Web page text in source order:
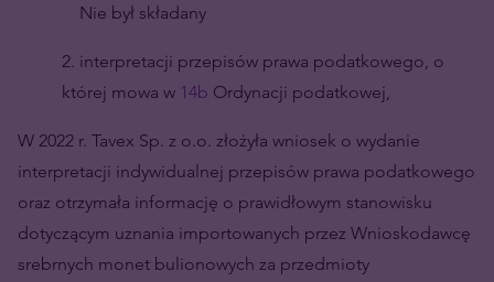
Nie był składany
2. interpretacji przepisów prawa podatkowego, o
której mowa w 14b Ordynacji podatkowej,
W 2022 r. Tavex Sp. z o.o. złożyła wniosek o wydanie
interpretacji indywidualnej przepisów prawa podatkowego
oraz otrzymała informację o prawidłowym stanowisku
dotyczącym uznania importowanych przez Wnioskodawcę
srebrnych monet bulionowych za przedmioty